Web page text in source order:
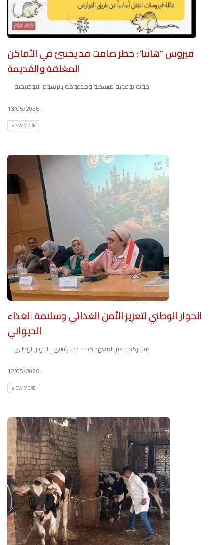
فيروس "هانتا": خطر صامت قد يختبئ في الأماكن
المغلقة والقديمة
جولة توعوية مبسطة ومدعومة بالرسوم التوضيحية
13/05/2026
VIEW MORE
الحوار الوطني لتعزيز الأمن الغذائي وسلامة الغذاء
الحيواني
مشاركة مدير المعهد كمتحدث رئيسي بالحوار الوطني
12/05/2026
VIEW MORE